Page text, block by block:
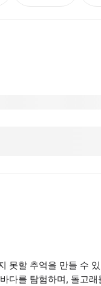
못할 추억을 만들 수
다를 탐험하며, 돌고